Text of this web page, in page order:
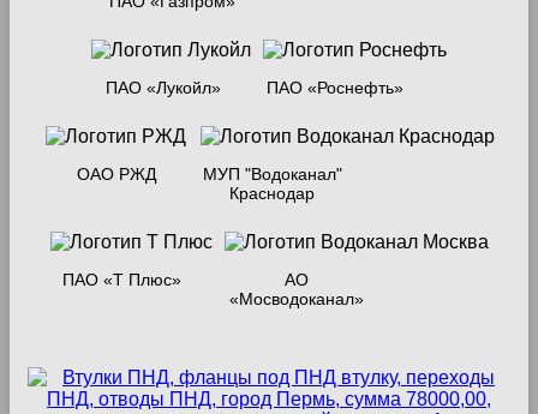
ПАО «Лукойл» ПАО «Роснефть»
ОАО РЖД
МУП "Водоканал"
Краснодар
ПАО «Т Плюс»
АО
«Мосводоканал»